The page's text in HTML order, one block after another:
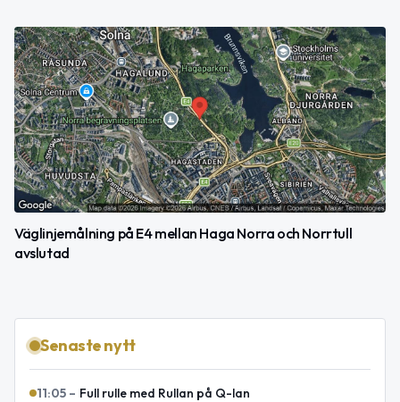
Väglinjemålning på E4 mellan Haga Norra och Norrtull
avslutad
Senaste nytt
11:05 – Full rulle med Rullan på Q-lan